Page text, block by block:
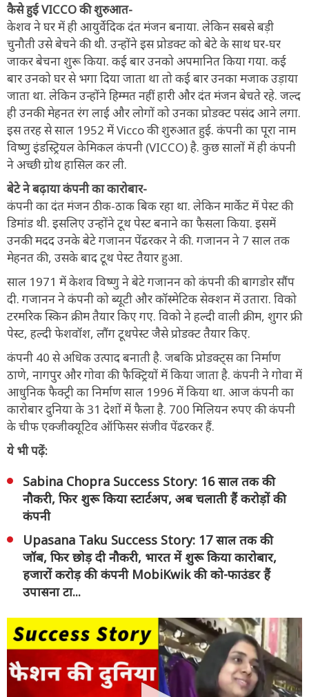
कैसे हुई VICCO की शुरुआत-
केशव ने घर में ही आयुर्वेदिक दंत मंजन बनाया. लेकिन सबसे बड़ी
चुनौती उसे बेचने की थी. उन्होंने इस प्रोडक्ट को बेटे के साथ घर-घर
जाकर बेचना शुरू किया. कई बार उनको अपमानित किया गया. कई
बार उनको घर से भगा दिया जाता था तो कई बार उनका मजाक उड़ाया
जाता था. लेकिन उन्होंने हिम्मत नहीं हारी और दंत मंजन बेचते रहे. जल्द
ही उनकी मेहनत रंग लाई और लोगों को उनका प्रोडक्ट पसंद आने लगा.
इस तरह से साल 1952 में Vicco की शुरुआत हुई. कंपनी का पूरा नाम
विष्णु इंडस्ट्रियल केमिकल कंपनी (VICCO) है. कुछ सालों में ही कंपनी
ने अच्छी ग्रोथ हासिल कर ली.
बेटे ने बढ़ाया कंपनी का कारोबार-
कंपनी का दंत मंजन ठीक-ठाक बिक रहा था. लेकिन मार्केट में पेस्ट की
डिमांड थी. इसलिए उन्होंने टूथ पेस्ट बनाने का फैसला किया. इसमें
उनकी मदद उनके बेटे गजानन पेंढरकर ने की. गजानन ने 7 साल तक
मेहनत की, उसके बाद टूथ पेस्ट तैयार हुआ.
साल 1971 में केशव विष्णु ने बेटे गजानन को कंपनी की बागडोर सौंप
दी. गजानन ने कंपनी को ब्यूटी और कॉस्मेटिक सेक्शन में उतारा. विको
टरमरिक स्किन क्रीम तैयार किए गए. विको ने हल्दी वाली क्रीम, शुगर फ्री
पेस्ट, हल्दी फेशवॉश, लौंग टूथपेस्ट जैसे प्रोडक्ट तैयार किए.
कंपनी 40 से अधिक उत्पाद बनाती है. जबकि प्रोडक्ट्स का निर्माण
ठाणे, नागपुर और गोवा की फैक्ट्रियों में किया जाता है. कंपनी ने गोवा में
आधुनिक फैक्ट्री का निर्माण साल 1996 में किया था. आज कंपनी का
कारोबार दुनिया के 31 देशों में फैला है. 700 मिलियन रुपए की कंपनी
के चीफ एक्जीक्यूटिव ऑफिसर संजीव पेंढरकर हैं.
ये भी पढ़ें:
Sabina Chopra Success Story: 16 साल तक की
नौकरी, फिर शुरू किया स्टार्टअप, अब चलाती हैं करोड़ों की
कंपनी
Upasana Taku Success Story: 17 साल तक की
जॉब, फिर छोड़ दी नौकरी, भारत में शुरू किया कारोबार,
हजारों करोड़ की कंपनी MobiKwik की को-फाउंडर हैं
उपासना टा...